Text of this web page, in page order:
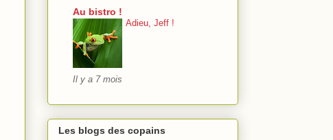
Au bistro !
Adieu, Jeff !
Il y a 7 mois
Les blogs des copains